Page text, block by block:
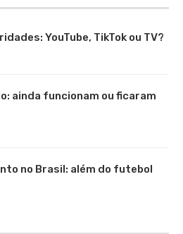
YouTube, TikTok ou TV?
ainda funcionam ou ficaram
no Brasil: além do futebol